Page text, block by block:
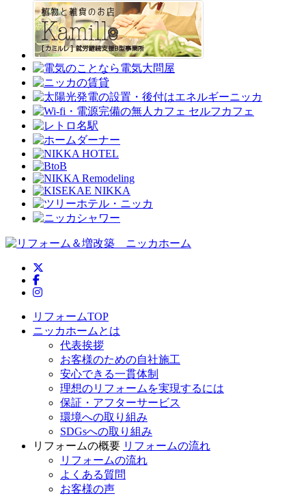
ニッカホーム公式Facebook
ニッカホーム公式Instagram
リフォームTOP
ニッカホームとは
代表挨拶
お客様のための自社施工
安心できる一貫体制
理想のリフォームを実現するには
保証・アフターサービス
環境への取り組み
SDGsへの取り組み
リフォームの概要 リフォームの流れ
リフォームの流れ
よくある質問
お客様の声